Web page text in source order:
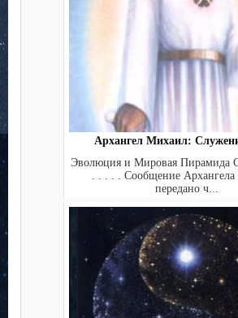
Архангел Михаил:
Эволюция и Мировая Пирамида
. . . . . Сообщение
передано ч...